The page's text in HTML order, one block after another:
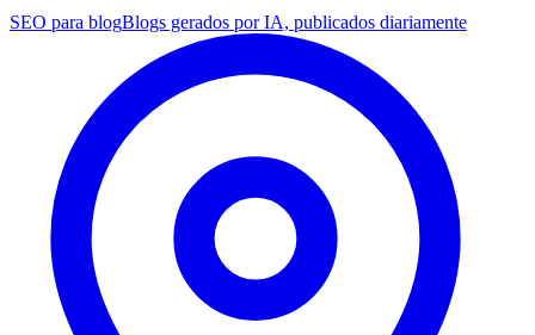
SEO para blogBlogs gerados por IA, publicados diariamente